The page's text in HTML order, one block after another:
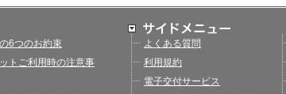
6つのお約束
トご利用時の注意事
よくある質問
利用規約
電子交付サービス